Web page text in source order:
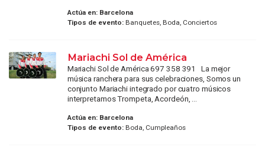
Actúa en: Barcelona
Tipos de evento:Banquetes, Boda, Conciertos
Mariachi Sol de América
Mariachi Sol de América 697 358 391 La mejor
música ranchera para sus celebraciones, Somos un
conjunto Mariachi integrado por cuatro músicos
interpretamos Trompeta, Acordeón, ...
Actúa en: Barcelona
Tipos de evento:Boda, Cumpleaños